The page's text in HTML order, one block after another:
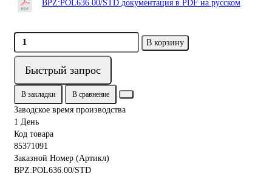
BPZ:POL636.00/STD документация в PDF на русском
В корзину
Быстрый запрос
В закладки В сравнение
Заводское время производства
1 День
Код товара
85371091
Заказной Номер (Артикл)
BPZ:POL636.00/STD